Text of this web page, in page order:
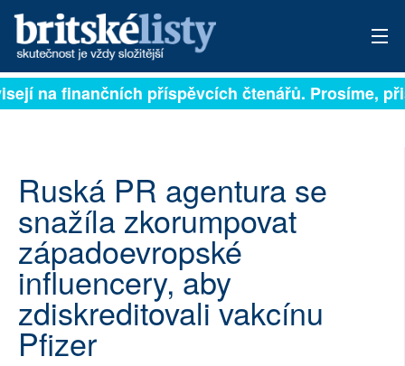
PŘIHLÁSIT
ARCHIV
ROZHOVORY
TÉMATA
NEJČTENĚJŠÍ ZA 7 DNÍ
AUTOŘI
na finančních příspěvcích čtenářů. Prosíme,
Ruská PR agentura se
snažíla zkorumpovat
západoevropské
influencery, aby
zdiskreditovali vakcínu
Pfizer